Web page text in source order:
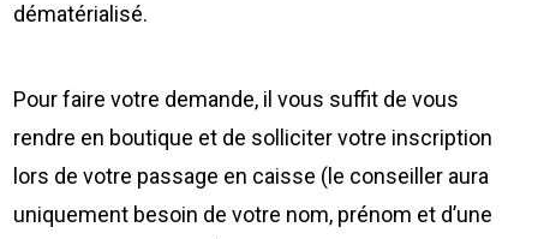
dématérialisé.
Pour faire votre demande, il vous suffit de vous
rendre en boutique et de solliciter votre inscription
lors de votre passage en caisse (le conseiller aura
uniquement besoin de votre nom, prénom et d’une